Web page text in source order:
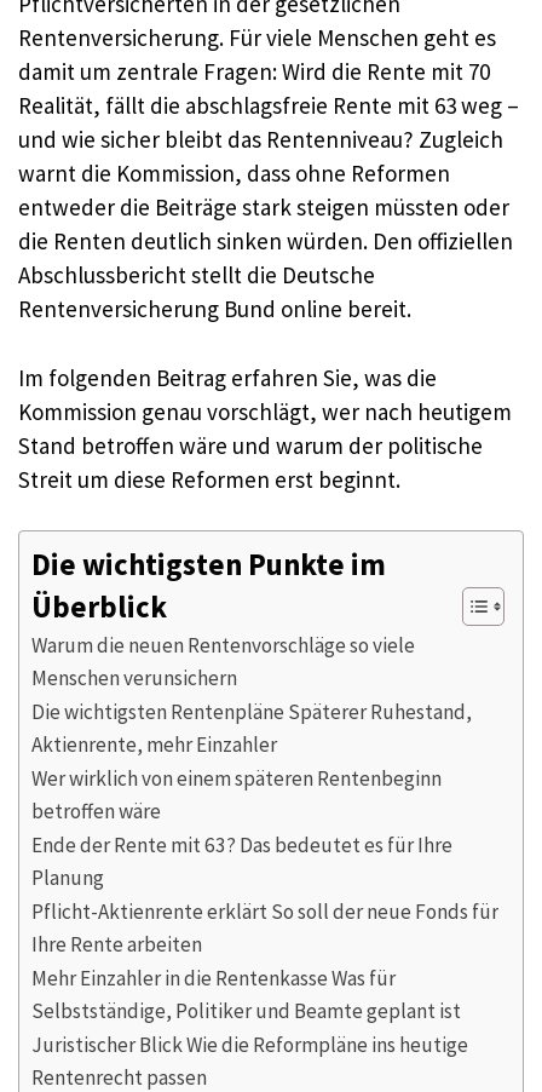
Rentenversicherung. Für viele Menschen geht es
damit um zentrale Fragen: Wird die Rente mit 70
Realität, fällt die abschlagsfreie Rente mit 63 weg –
und wie sicher bleibt das Rentenniveau? Zugleich
warnt die Kommission, dass ohne Reformen
entweder die Beiträge stark steigen müssten oder
die Renten deutlich sinken würden. Den offiziellen
Abschlussbericht stellt die Deutsche
Rentenversicherung Bund online bereit.
Im folgenden Beitrag erfahren Sie, was die
Kommission genau vorschlägt, wer nach heutigem
Stand betroffen wäre und warum der politische
Streit um diese Reformen erst beginnt.
Die wichtigsten Punkte im
Überblick
Warum die neuen Rentenvorschläge so viele
Menschen verunsichern
Die wichtigsten Rentenpläne Späterer Ruhestand,
Aktienrente, mehr Einzahler
Wer wirklich von einem späteren Rentenbeginn
betroffen wäre
Ende der Rente mit 63? Das bedeutet es für Ihre
Planung
Pflicht-Aktienrente erklärt So soll der neue Fonds für
Ihre Rente arbeiten
Mehr Einzahler in die Rentenkasse Was für
Selbstständige, Politiker und Beamte geplant ist
Juristischer Blick Wie die Reformpläne ins heutige
Rentenrecht passen